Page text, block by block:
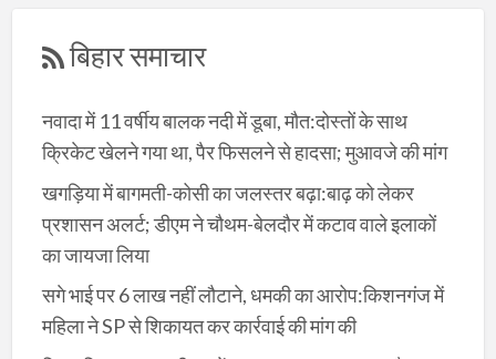
बिहार समाचार
नवादा में 11 वर्षीय बालक नदी में डूबा, मौत:दोस्तों के साथ
क्रिकेट खेलने गया था, पैर फिसलने से हादसा; मुआवजे की मांग
खगड़िया में बागमती-कोसी का जलस्तर बढ़ा:बाढ़ को लेकर
प्रशासन अलर्ट; डीएम ने चौथम-बेलदौर में कटाव वाले इलाकों
का जायजा लिया
सगे भाई पर 6 लाख नहीं लौटाने, धमकी का आरोप:किशनगंज में
महिला ने SP से शिकायत कर कार्रवाई की मांग की